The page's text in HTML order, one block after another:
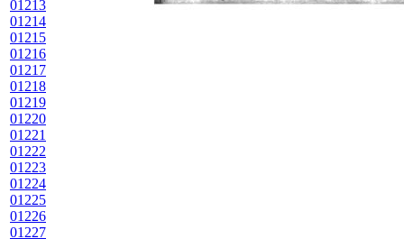
01213
01214
01215
01216
01217
01218
01219
01220
01221
01222
01223
01224
01225
01226
01227